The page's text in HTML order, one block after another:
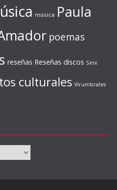
música Paula
poemas
reseñas Reseñas discos Seix
culturales Virumbrales